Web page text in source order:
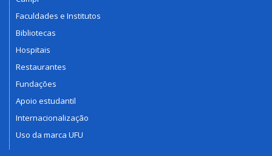
Faculdades e Institutos
Bibliotecas
Hospitais
Restaurantes
Fundações
Apoio estudantil
Internacionalização
Uso da marca UFU